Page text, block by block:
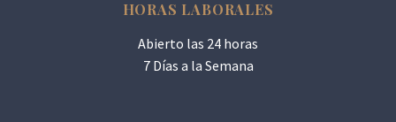
HORAS LABORALES
Abierto las 24 horas
7 Días a la Semana